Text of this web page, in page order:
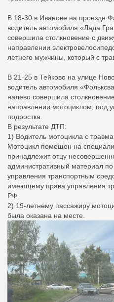
В 18-30 в Иванове на проезде
водитель автомобиля «Лада
совершила столкновение с
направлении
летнего мужчины, который с
В 21-25 в Тейково на улице
водитель автомобиля
налево совершила
направлении мотоциклом, под
подростка.
В результате ДТП:
1) Водитель мотоцикла с
Мотоцикл помещен на
принадлежит отцу
административный материал
управления транспортным
имеющему права управления
РФ.
2) 19-летнему пассажиру
была оказана на месте.